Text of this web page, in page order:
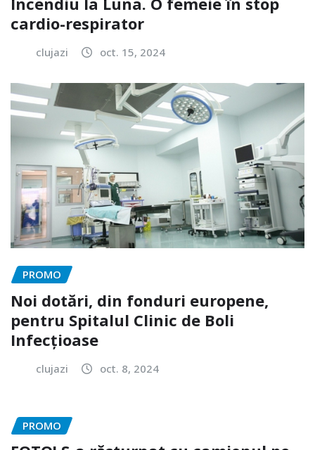
cardio-respirator
clujazi oct. 15, 2024
PROMO
Noi dotări, din fonduri europene,
pentru Spitalul Clinic de Boli
Infecțioase
clujazi oct. 8, 2024
PROMO